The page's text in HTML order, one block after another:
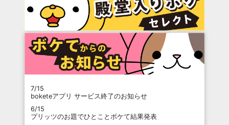
7/15
boketeアプリ サービス終了のお知らせ
6/15
プリッツのお題でひとことボケて結果発表